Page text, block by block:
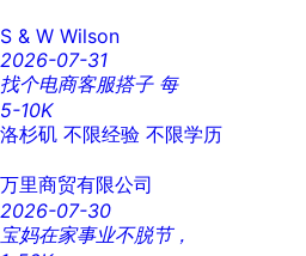
S & W Wilson
2026-07-31
找个电商客服搭子 每
5-10K
洛杉矶 不限经验 不限学历
万里商贸有限公司
2026-07-30
宝妈在家事业不脱节，